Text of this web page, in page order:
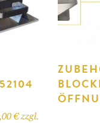
auf
der
€Preisspanne:
zzgl.